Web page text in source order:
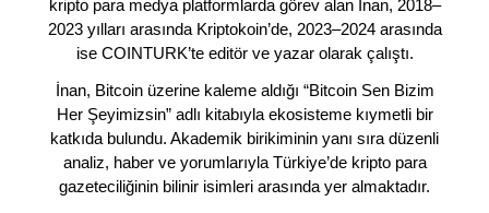
kripto para medya platformlarda görev alan İnan, 2018–
2023 yılları arasında Kriptokoin’de, 2023–2024 arasında
ise COINTURK’te editör ve yazar olarak çalıştı.
İnan, Bitcoin üzerine kaleme aldığı “Bitcoin Sen Bizim
Her Şeyimizsin” adlı kitabıyla ekosisteme kıymetli bir
katkıda bulundu. Akademik birikiminin yanı sıra düzenli
analiz, haber ve yorumlarıyla Türkiye’de kripto para
gazeteciliğinin bilinir isimleri arasında yer almaktadır.